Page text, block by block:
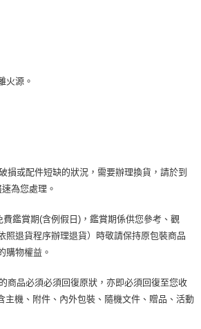
火源。
損或配件短缺的狀況，需要辦理換貨，請於到
為您處理。
鑑賞期(含例假日)，鑑賞期係供您參考、觀
照退貨程序辦理退貨）時敬請保持原包裝商品
購物權益。
商品必須必須回復原狀，亦即必須回復至您收
主機、附件、內外包裝、隨機文件、贈品、活動